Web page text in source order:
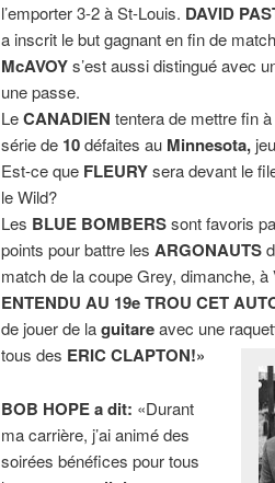
l’emporter 3-2 à St-Louis. DAVID
a inscrit le but gagnant en fin de
McAVOYs’est aussi distingué avec
une passe.
LeCANADIEN tentera de mettre fin
série de 10défaites au Minnesota,
Est-ce que FLEURYsera devant le
le Wild?
Les BLUE BOMBERSsont favoris
points pour battre les ARGONAUTS
match de la coupe Grey, dimanche, à
ENTENDU AU 19e TROU CET
de jouer de laguitareavec une
tous des ERIC CLAPTON!»
BOB HOPE a dit: «Durant
ma carrière, j’ai animé des
soirées bénéfices pour tous